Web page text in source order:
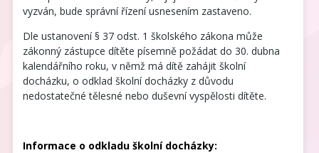
vyzván, bude správní řízení usnesením zastaveno.
Dle ustanovení § 37 odst. 1 školského zákona může
zákonný zástupce dítěte písemně požádat do 30. dubna
kalendářního roku, v němž má dítě zahájit školní
docházku, o odklad školní docházky z důvodu
nedostatečné tělesné nebo duševní vyspělosti dítěte.
Informace o odkladu školní docházky: